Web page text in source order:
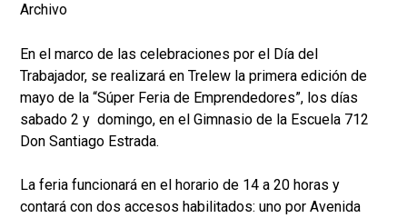
Archivo
En el marco de las celebraciones por el Día del
Trabajador, se realizará en Trelew la primera edición de
mayo de la “Súper Feria de Emprendedores”, los días
sabado 2 y domingo, en el Gimnasio de la Escuela 712
Don Santiago Estrada.
La feria funcionará en el horario de 14 a 20 horas y
contará con dos accesos habilitados: uno por Avenida